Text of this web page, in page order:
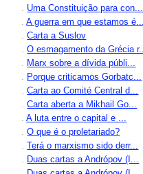
Uma Constituição para con...
.A guerra em que estamos é...
.Carta a Suslov
.O esmagamento da Grécia r...
Marx sobre a dívida públi...
Porque criticamos Gorbatc...
.Carta ao Comité Central d...
.Carta aberta a Mikhail Go...
.A luta entre o capital e ...
.O que é o proletariado?
.Terá o marxismo sido derr...
Duas cartas a Andrópov (I...